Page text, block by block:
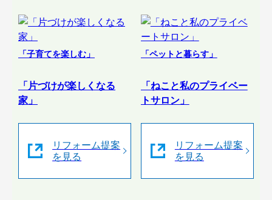
「子育てを楽しむ」
「片づけが楽しくなる
家」
リフォーム提案
を見る
「ペットと暮らす」
「ねこと私のプライベー
トサロン」
リフォーム提案
を見る